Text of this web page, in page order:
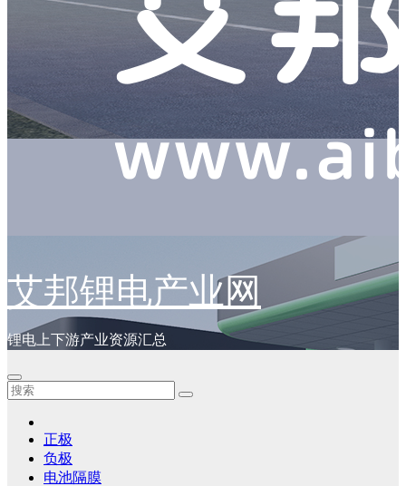
艾邦锂电产业网
锂电上下游产业资源汇总
正极
负极
电池隔膜